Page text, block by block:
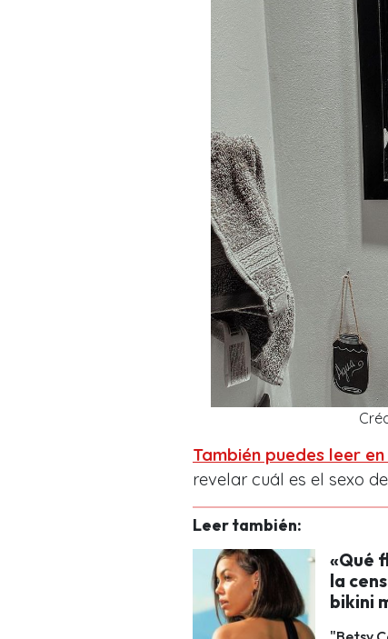
También puedes leer
revelar cuál es el sexo
Leer también:
«Qué
la
bikini